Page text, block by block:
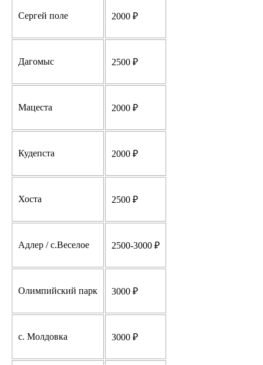
Сергей поле 2000 ₽
Дагомыс 2500 ₽
Мацеста 2000 ₽
Кудепста 2000 ₽
Хоста 2500 ₽
Адлер / с.Веселое 2500-3000 ₽
Олимпийский парк 3000 ₽
с. Молдовка 3000 ₽